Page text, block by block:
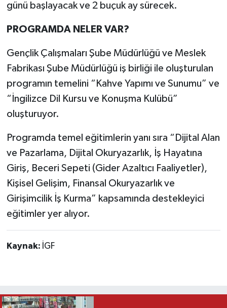
günü başlayacak ve 2 buçuk ay sürecek.
PROGRAMDA NELER VAR?
Gençlik Çalışmaları Şube Müdürlüğü ve Meslek
Fabrikası Şube Müdürlüğü iş birliği ile oluşturulan
programın temelini “Kahve Yapımı ve Sunumu” ve
“İngilizce Dil Kursu ve Konuşma Kulübü”
oluşturuyor.
Programda temel eğitimlerin yanı sıra “Dijital Alan
ve Pazarlama, Dijital Okuryazarlık, İş Hayatına
Giriş, Beceri Sepeti (Gider Azaltıcı Faaliyetler),
Kişisel Gelişim, Finansal Okuryazarlık ve
Girişimcilik İş Kurma” kapsamında destekleyici
eğitimler yer alıyor.
Kaynak: İGF